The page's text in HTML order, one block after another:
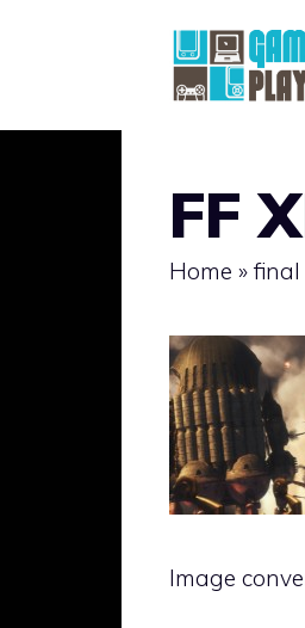
FF
Home » final
Image